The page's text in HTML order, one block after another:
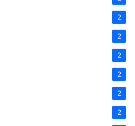
2
2
2
2
2
2